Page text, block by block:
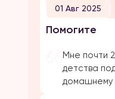
затем мы
лет и он
01 Авг 2025
Помогите
Мне почти
детства
домашнему